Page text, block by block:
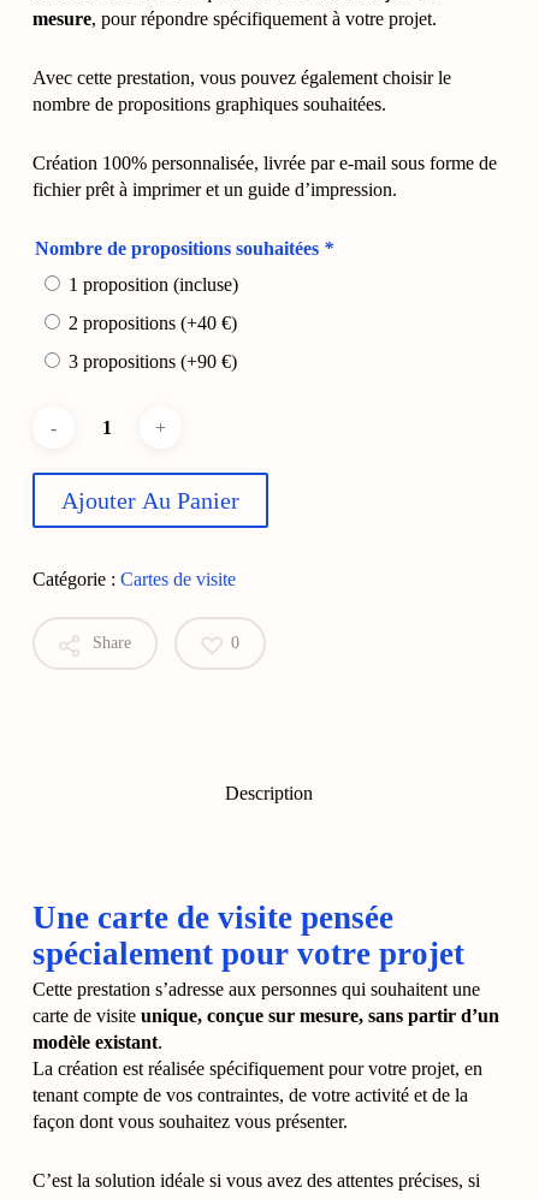
mesure, pour répondre spécifiquement à votre projet.
Avec cette prestation, vous pouvez également choisir le
nombre de propositions graphiques souhaitées.
Création 100% personnalisée, livrée par e-mail sous forme de
fichier prêt à imprimer et un guide d’impression.
Nombre de propositions souhaitées *
1 proposition (incluse)
2 propositions (+40 €)
3 propositions (+90 €)
Ajouter Au Panier
Catégorie : Cartes de visite
Share 0
Description
Une carte de visite pensée
spécialement pour votre projet
Cette prestation s’adresse aux personnes qui souhaitent une
carte de visite unique, conçue sur mesure, sans partir d’un
modèle existant.
La création est réalisée spécifiquement pour votre projet, en
tenant compte de vos contraintes, de votre activité et de la
façon dont vous souhaitez vous présenter.
C’est la solution idéale si vous avez des attentes précises, si